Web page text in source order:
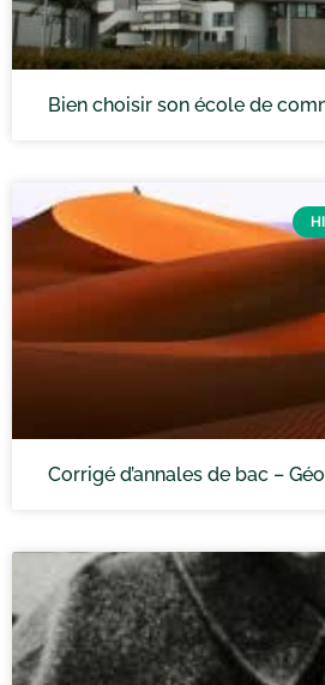
Bien choisir son école de
Corrigé d’annales de bac –